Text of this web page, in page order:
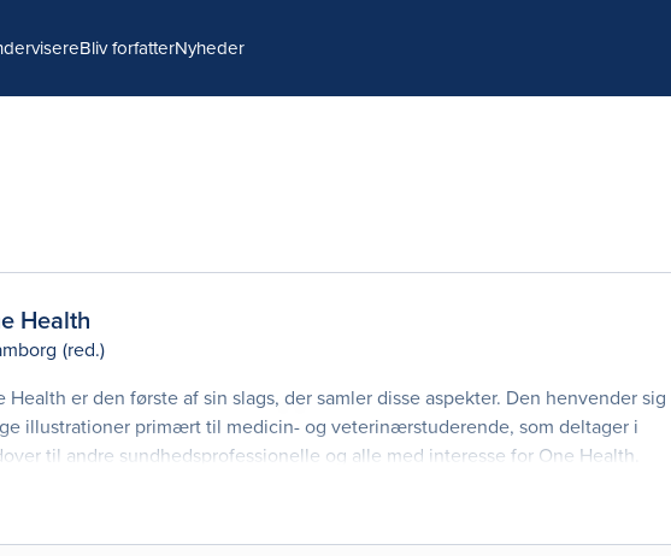
Bliv forfatterNyheder
Health
(red.)
er den første af sin slags, der samler disse aspekter. Den henvender sig
illustrationer primært til medicin- og veterinærstuderende, som deltager i
til andre sundhedsprofessionelle og alle med interesse for One Health.